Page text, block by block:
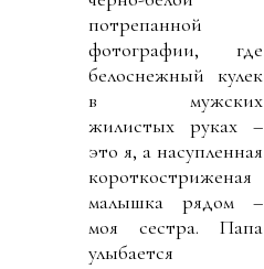
потрепанной
фотографии, где
белоснежный кулек
в мужских
жилистых руках –
это я, а насупленная
короткостриженая
малышка рядом –
моя сестра. Папа
улыбается